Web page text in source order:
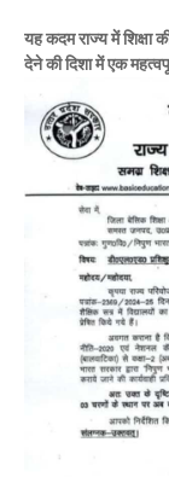
यह कदम राज्य में शिक्षा
देने की दिशा में एक